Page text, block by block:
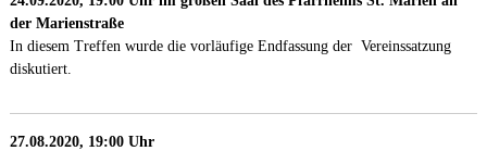
der Marienstraße
In diesem Treffen wurde die vorläufige Endfassung der Vereinssatzung
diskutiert.
27.08.2020, 19:00 Uhr